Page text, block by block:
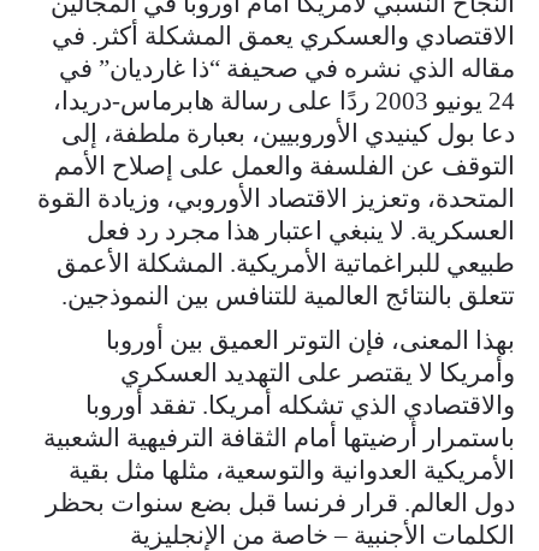
الاقتصادي والعسكري يعمق المشكلة أكثر. في
مقاله الذي نشره في صحيفة “ذا غارديان” في
24 يونيو 2003 ردًا على رسالة هابرماس-دريدا،
دعا بول كينيدي الأوروبيين، بعبارة ملطفة، إلى
التوقف عن الفلسفة والعمل على إصلاح الأمم
المتحدة، وتعزيز الاقتصاد الأوروبي، وزيادة القوة
العسكرية. لا ينبغي اعتبار هذا مجرد رد فعل
طبيعي للبراغماتية الأمريكية. المشكلة الأعمق
تتعلق بالنتائج العالمية للتنافس بين النموذجين.
بهذا المعنى، فإن التوتر العميق بين أوروبا
وأمريكا لا يقتصر على التهديد العسكري
والاقتصادي الذي تشكله أمريكا. تفقد أوروبا
باستمرار أرضيتها أمام الثقافة الترفيهية الشعبية
الأمريكية العدوانية والتوسعية، مثلها مثل بقية
دول العالم. قرار فرنسا قبل بضع سنوات بحظر
الكلمات الأجنبية – خاصة من الإنجليزية